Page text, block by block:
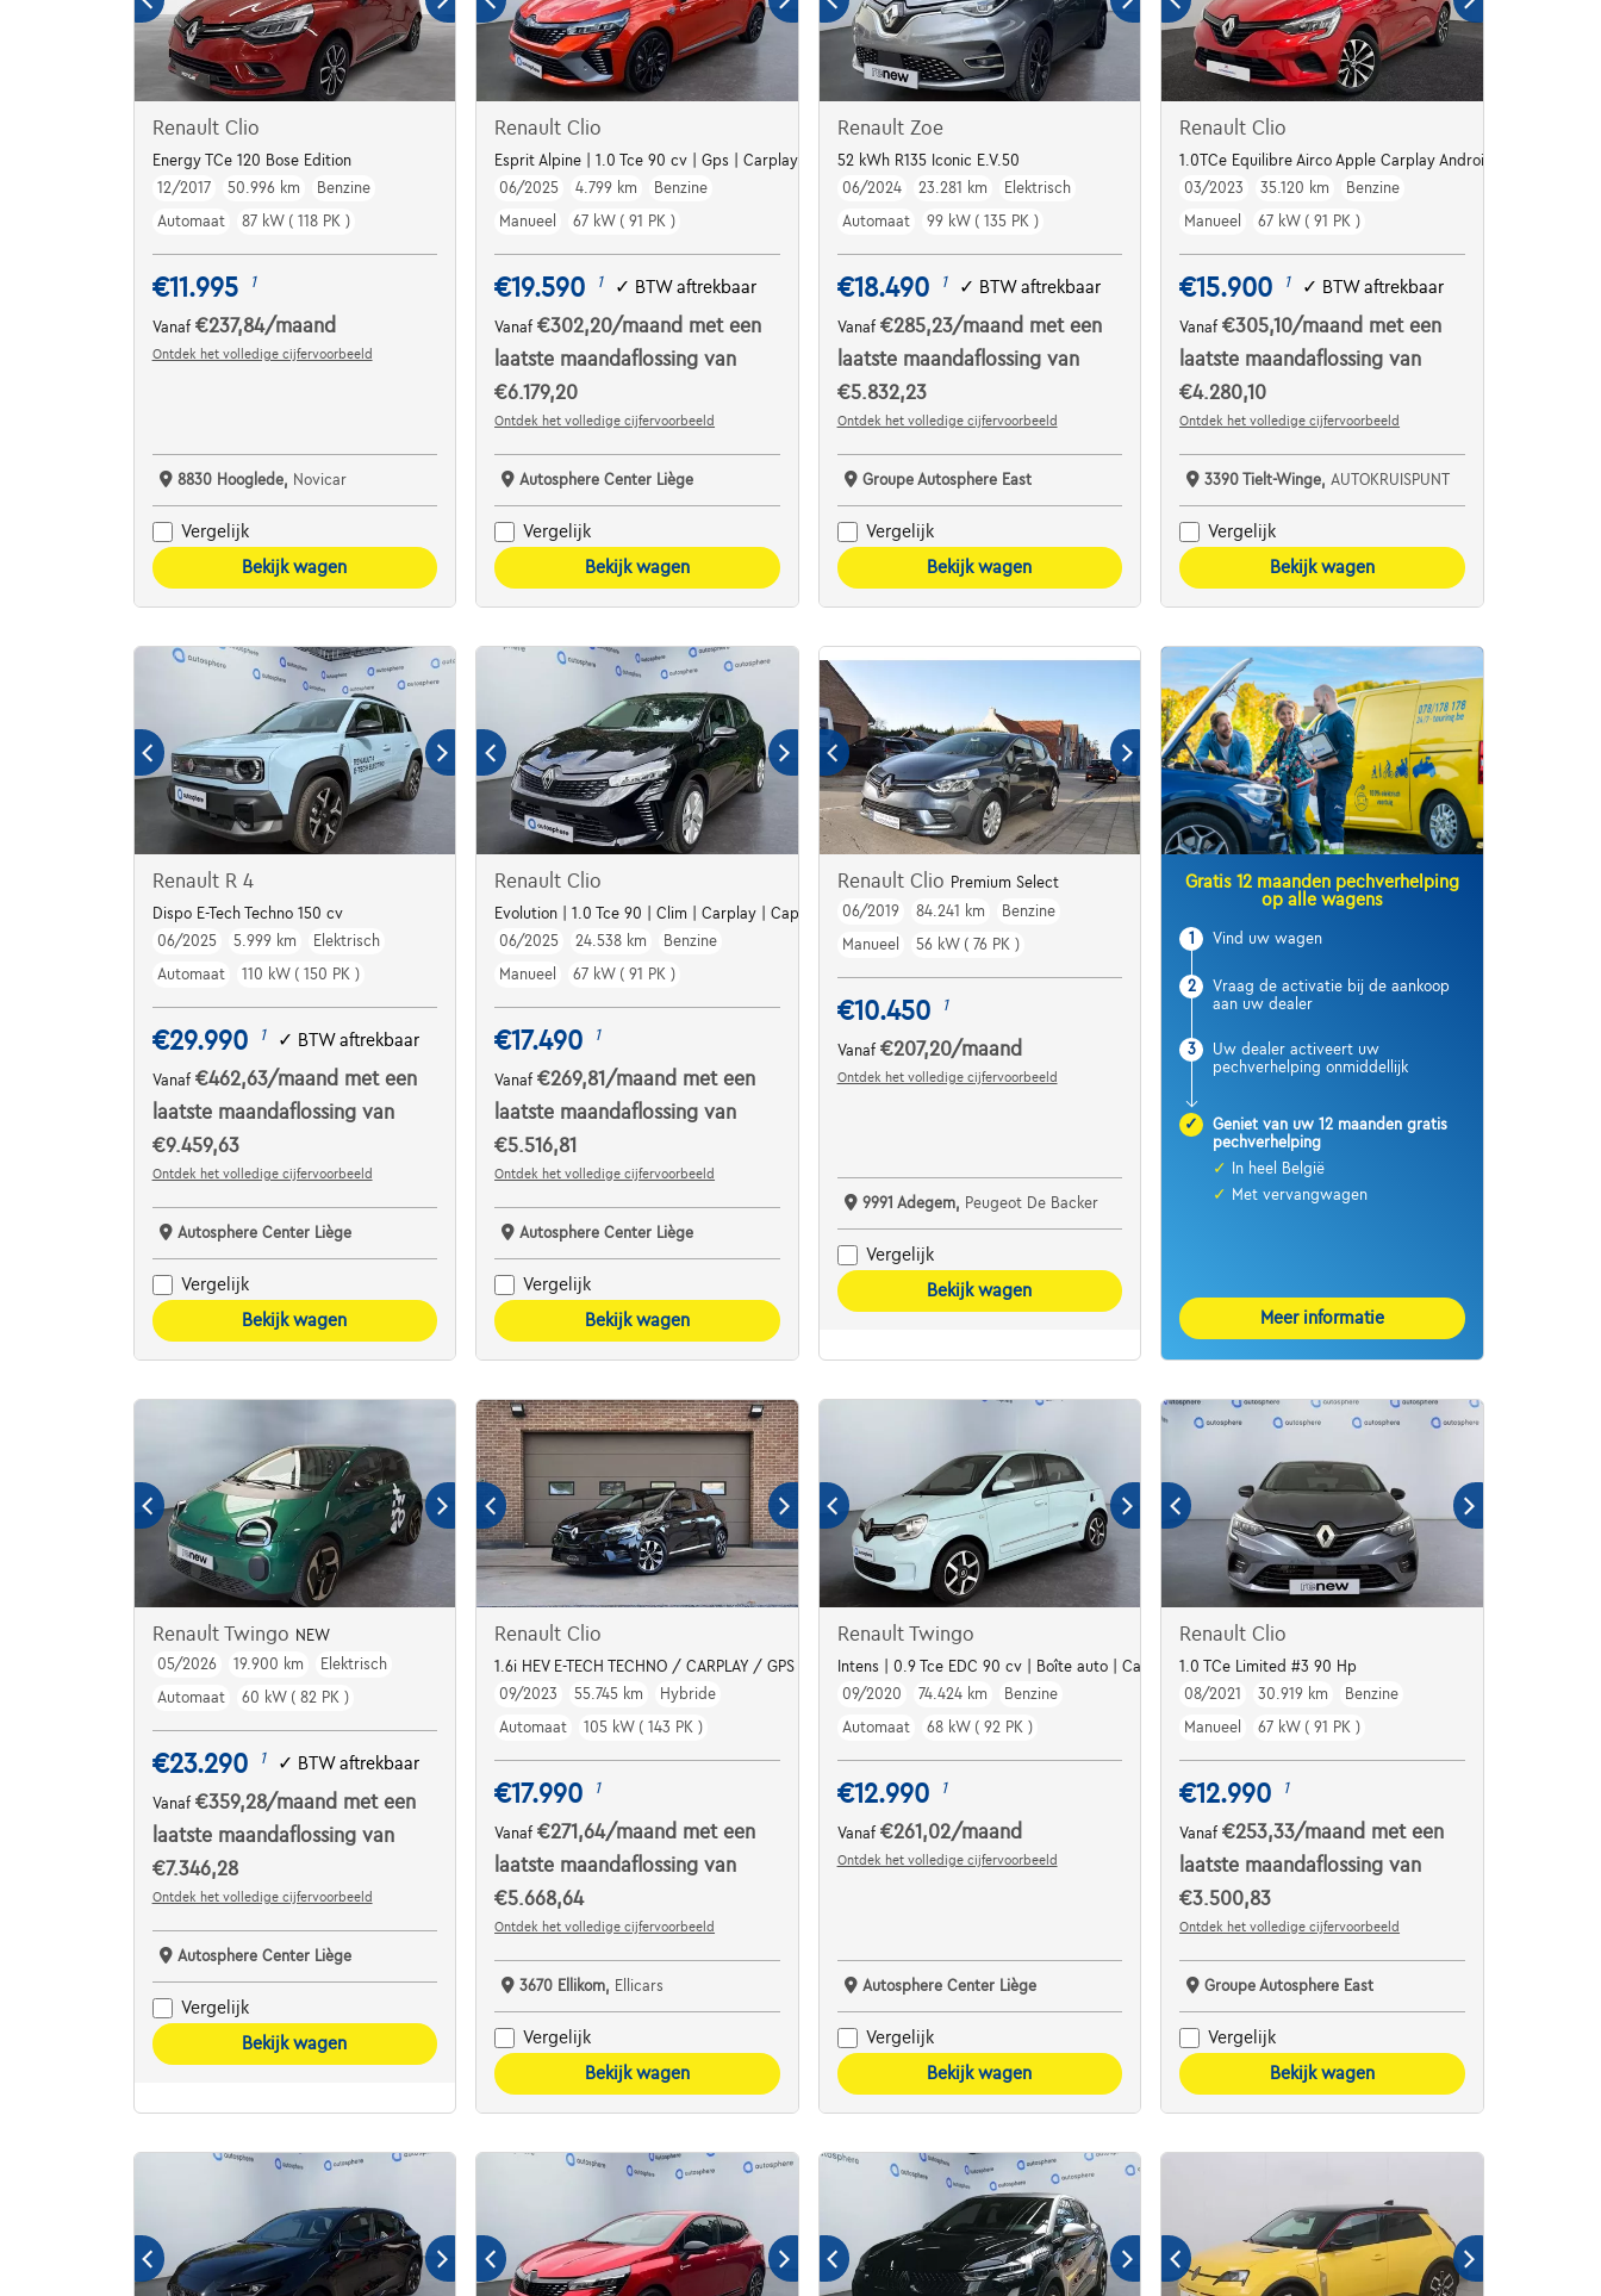
Renault Clio
Energy TCe 120 Bose Edition
12/2017
50.996 km
Benzine
Automaat
87 kW ( 118 PK )
€11.995 1
Vanaf €237,84/maand
Ontdek het volledige cijfervoorbeeld
8830 Hooglede, Novicar
Vergelijk
Bekijk wagen
Renault Clio
Esprit Alpine | 1.0 Tce 90 cv | Gps | Carplay | Clim auto | Alu
06/2025
4.799 km
Benzine
Manueel
67 kW ( 91 PK )
€19.590 1 ✓ BTW aftrekbaar
Vanaf€302,20/maand met een
laatste maandaflossing van
€6.179,20
Ontdek het volledige cijfervoorbeeld
Autosphere Center Liège
Vergelijk
Bekijk wagen
Renault Zoe
52 kWh R135 Iconic E.V.50
06/2024
23.281 km
Elektrisch
Automaat
99 kW ( 135 PK )
€18.490 1 ✓ BTW aftrekbaar
Vanaf €285,23/maand met een
laatste maandaflossing van
€5.832,23
Ontdek het volledige cijfervoorbeeld
Groupe Autosphere East
Vergelijk
Bekijk wagen
Renault Clio
1.0TCe Equilibre Airco Apple Carplay Android Auto
03/2023
35.120 km
Benzine
Manueel
67 kW ( 91 PK )
€15.900 1 ✓ BTW aftrekbaar
Vanaf€305,10/maand met een
laatste maandaflossing van
€4.280,10
Ontdek het volledige cijfervoorbeeld
3390 Tielt-Winge, AUTOKRUISPUNT
Vergelijk
Bekijk wagen
Renault R 4
Dispo E-Tech Techno 150 cv
06/2025
5.999 km
Elektrisch
Automaat
110 kW ( 150 PK )
€29.990 1 ✓ BTW aftrekbaar
Vanaf €462,63/maand met een
laatste maandaflossing van
€9.459,63
Ontdek het volledige cijfervoorbeeld
Autosphere Center Liège
Vergelijk
Bekijk wagen
Renault Clio
Evolution | 1.0 Tce 90 | Clim | Carplay | Capteurs arr | Cruise
06/2025
24.538 km
Benzine
Manueel
67 kW ( 91 PK )
€17.490 1
Vanaf€269,81 /maand met een
laatste maandaflossing van
€5.516,81
Ontdek het volledige cijfervoorbeeld
Autosphere Center Liège
Vergelijk
Bekijk wagen
Renault Clio Premium Select
06/2019
84.241 km
Benzine
Manueel
56 kW ( 76 PK )
€10.450 1
Vanaf €207,20/maand
Ontdek het volledige cijfervoorbeeld
9991 Adegem, Peugeot De Backer
Vergelijk
Bekijk wagen
Gratis 12 maanden pechverhelping
op alle wagens
1 Vind uw wagen
2
Vraag de activatie bij de aankoop
aan uw dealer
3
Uw dealer activeert uw
pechverhelping onmiddellijk
✓
Geniet van uw 12 maanden gratis
pechverhelping
✓
In heel België
✓ Met vervangwagen
Meer informatie
Renault Twingo NEW
05/2026
19.900 km
Elektrisch
Automaat
60 kW ( 82 PK )
€23.290 1 ✓ BTW aftrekbaar
Vanaf €359,28/maand met een
laatste maandaflossing van
€7.346,28
Ontdek het volledige cijfervoorbeeld
Autosphere Center Liège
Vergelijk
Bekijk wagen
Renault Clio
1.6i HEV E-TECH TECHNO / CARPLAY / GPS / CAMERA / LED / DAB
09/2023
55.745 km
Hybride
Automaat
105 kW ( 143 PK )
€17.990 1
Vanaf€271,64/maand met een
laatste maandaflossing van
€5.668,64
Ontdek het volledige cijfervoorbeeld
3670 Ellikom, Ellicars
Vergelijk
Bekijk wagen
Renault Twingo
Intens | 0.9 Tce EDC 90 cv | Boîte auto | Carplay | Clim | Cruise
09/2020
74.424 km
Benzine
Automaat
68 kW ( 92 PK )
€12.990 1
Vanaf €261,02/maand
Ontdek het volledige cijfervoorbeeld
Autosphere Center Liège
Vergelijk
Bekijk wagen
Renault Clio
1.0 TCe Limited #3 90 Hp
08/2021
30.919 km
Benzine
Manueel
67 kW ( 91 PK )
€12.990 1
Vanaf€253,33/maand met een
laatste maandaflossing van
€3.500,83
Ontdek het volledige cijfervoorbeeld
Groupe Autosphere East
Vergelijk
Bekijk wagen